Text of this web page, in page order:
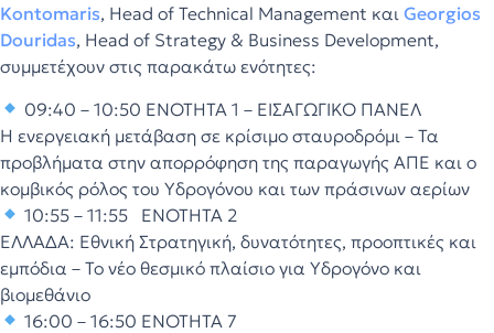
Kontomaris, Head of Technical Management και Georgios
Douridas, Head of Strategy & Business Development,
συμμετέχουν στις παρακάτω ενότητες:
09:40 – 10:50 ΕΝΟΤΗΤΑ 1 – ΕΙΣΑΓΩΓΙΚΟ ΠΑΝΕΛ
Η ενεργειακή μετάβαση σε κρίσιμο σταυροδρόμι – Τα
προβλήματα στην απορρόφηση της παραγωγής ΑΠΕ και ο
κομβικός ρόλος του Υδρογόνου και των πράσινων αερίων
10:55 – 11:55 ΕΝΟΤΗΤΑ 2
ΕΛΛΑΔΑ: Εθνική Στρατηγική, δυνατότητες, προοπτικές και
εμπόδια – Το νέο θεσμικό πλαίσιο για Υδρογόνο και
βιομεθάνιο
16:00 – 16:50 ΕΝΟΤΗΤΑ 7